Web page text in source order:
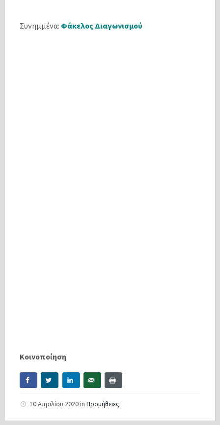
Συνημμένα: Φάκελος Διαγωνισμού
Κοινοποίηση
10 Απριλίου 2020in Προμήθειες